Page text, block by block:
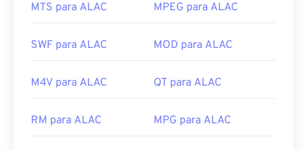
programas como
VLC Media Player
reproduzir arquivos WAV.
dos arquivosWAV
, eles são adequados para
MTS para ALAC MPEG para ALAC
SWF para ALAC MOD para ALAC
M4V para ALAC QT para ALAC
RM para ALAC MPG para ALAC